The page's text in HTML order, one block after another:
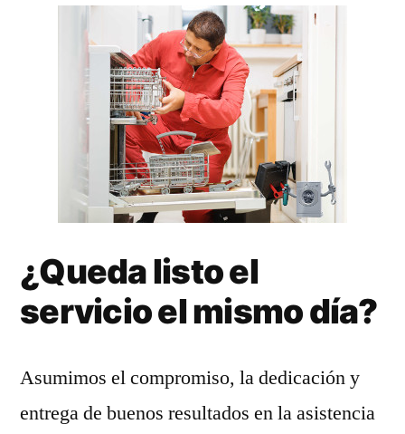
¿Queda listo el
servicio el mismo día?
Asumimos el compromiso, la dedicación y
entrega de buenos resultados en la asistencia